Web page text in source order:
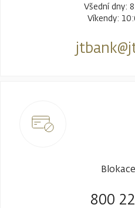
Všední dny:
Víkendy:
800